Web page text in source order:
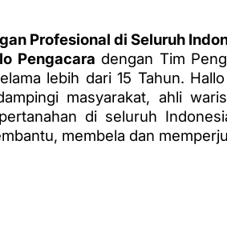
Profesional di Seluruh
Pengacara dengan Tim
lebih dari 15 Tahun.
masyarakat, ahli
di seluruh
membela dan